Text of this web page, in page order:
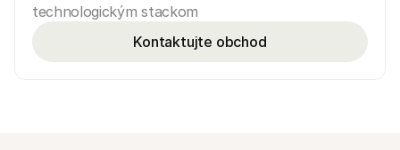
technologickým stackom
Kontaktujte obchod